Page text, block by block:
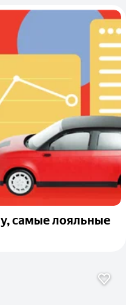
самые лояльные